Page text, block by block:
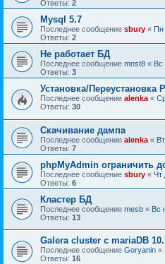
Ответы: 2
Mysql 5.7
Последнее сообщение sbury «
Ответы: 2
Не работает БД
Последнее сообщение mnst8 « Вс
Ответы: 3
Установка/Переустановка
Последнее сообщение alenka «
Ответы: 30
Скачивание дампа
Последнее сообщение alenka «
Ответы: 7
phpMyAdmin ограничить
Последнее сообщение sbury « Чт
Ответы: 6
Кластер БД
Последнее сообщение mesb « Вс
Ответы: 13
Galera cluster с mariaDB
Последнее сообщение Goryanin «
Ответы: 16